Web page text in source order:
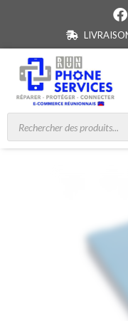
LIVRAISON